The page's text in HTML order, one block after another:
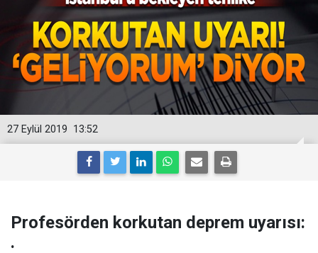
13:52
27 Eylül 2019
Profesörden korkutan deprem uyarısı:
.